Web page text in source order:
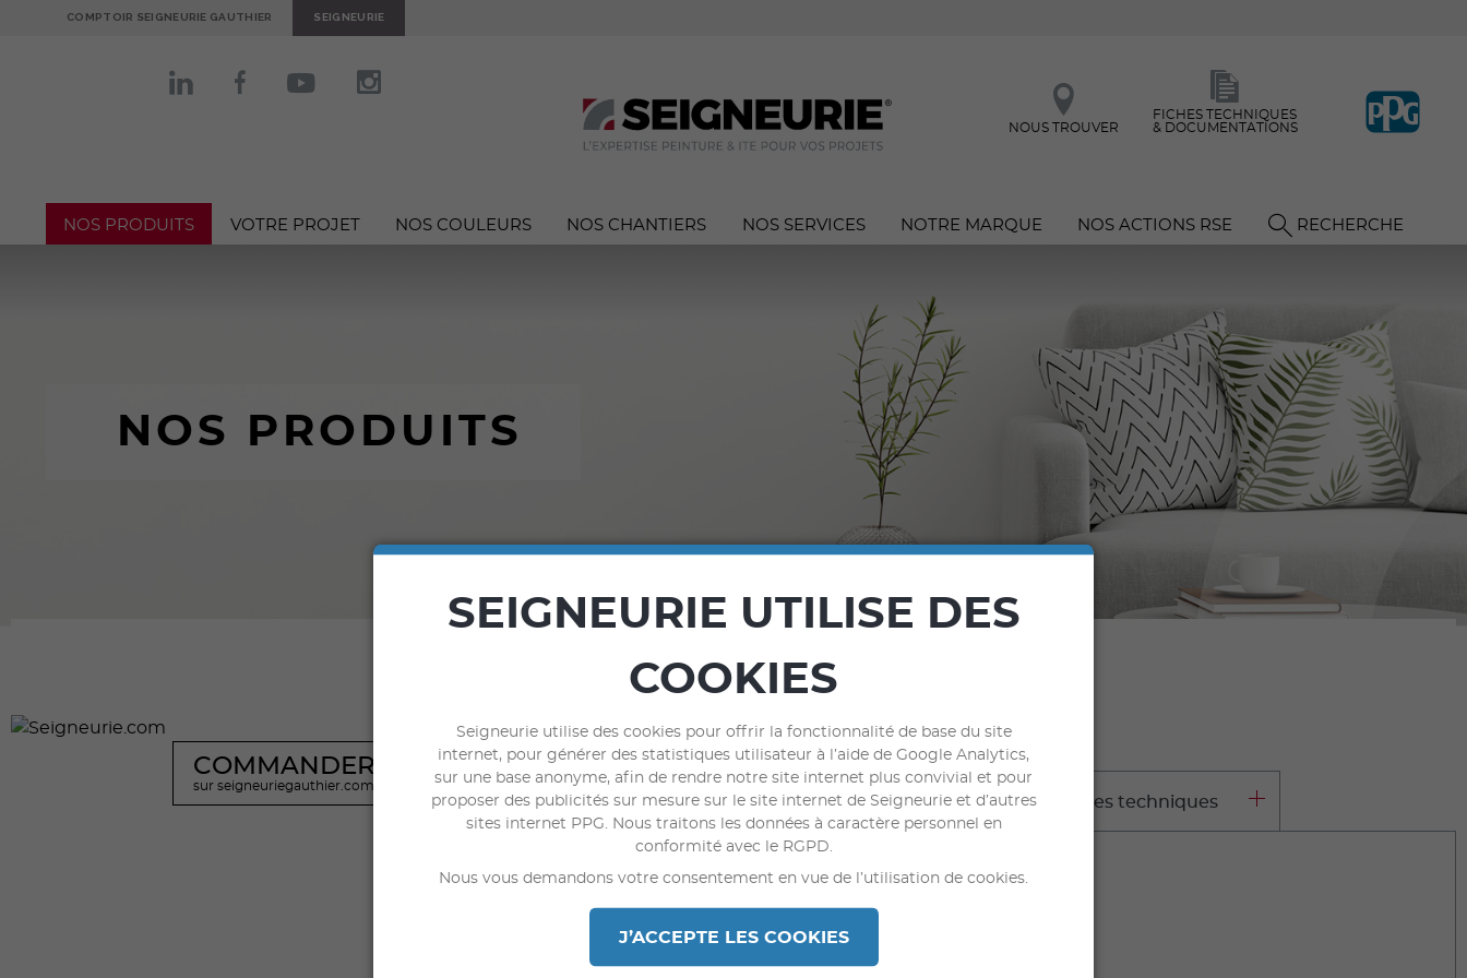
COMPTOIR SEIGNEURIE GAUTHIER SEIGNEURIE
NOUS TROUVER
FICHES TECHNIQUES
& DOCUMENTATIONS
NOS PRODUITS VOTRE PROJET NOS COULEURS NOS CHANTIERS NOS SERVICES NOTRE MARQUE NOS ACTIONS RSE RECHERCHE
NOS PRODUITS
COMMANDER
sur seigneuriegauthier.com
Bénéfices Destination Caractéristiques techniques
SEIGNEURIE UTILISE DES
COOKIES
Seigneurie utilise des cookies pour offrir la fonctionnalité de base du site
internet, pour générer des statistiques utilisateur à l’aide de Google Analytics,
sur une base anonyme, afin de rendre notre site internet plus convivial et pour
proposer des publicités sur mesure sur le site internet de Seigneurie et d’autres
sites internet PPG. Nous traitons les données à caractère personnel en
conformité avec le RGPD.
Nous vous demandons votre consentement en vue de l’utilisation de cookies.
J’ACCEPTE LES COOKIES